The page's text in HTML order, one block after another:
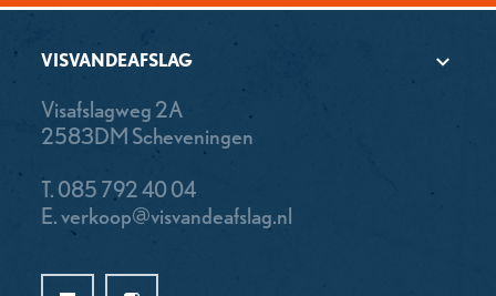
VISVANDEAFSLAG
Visafslagweg 2A
2583DM Scheveningen
T. 085 792 40 04
E.verkoop@visvandeafslag.nl